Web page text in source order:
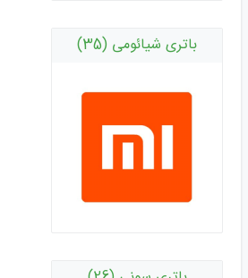
باتری شیائومی (35)